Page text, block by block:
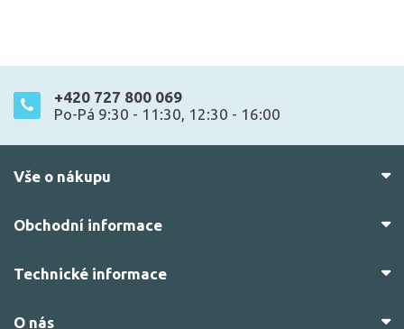
+420 727 800 069
Po-Pá 9:30 - 11:30, 12:30 - 16:00
Vše o nákupu
Obchodní informace
Technické informace
O nás